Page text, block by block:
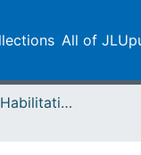
All of
Dissertationen/Habilitationen